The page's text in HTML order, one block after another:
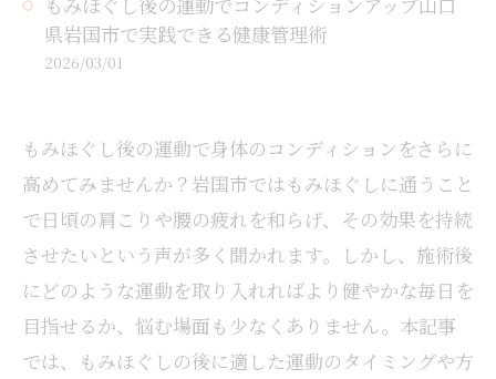
県岩国市で実践できる健康管理術
2026/03/01
もみほぐし後の運動で身体のコンディションをさらに
高めてみませんか？岩国市ではもみほぐしに通うこと
で日頃の肩こりや腰の疲れを和らげ、その効果を持続
させたいという声が多く聞かれます。しかし、施術後
にどのような運動を取り入れればより健やかな毎日を
目指せるか、悩む場面も少なくありません。本記事
では、もみほぐしの後に適した運動のタイミングや方